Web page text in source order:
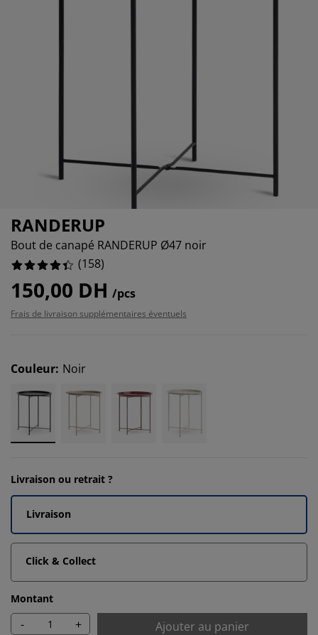
RANDERUP
Bout de canapé RANDERUP Ø47 noir
(158)
150,00 DH /pcs
Frais de livraison supplémentaires éventuels
Couleur: Noir
Livraison ou retrait ?
Livraison
Click & Collect
Montant
- + Ajouter au panier